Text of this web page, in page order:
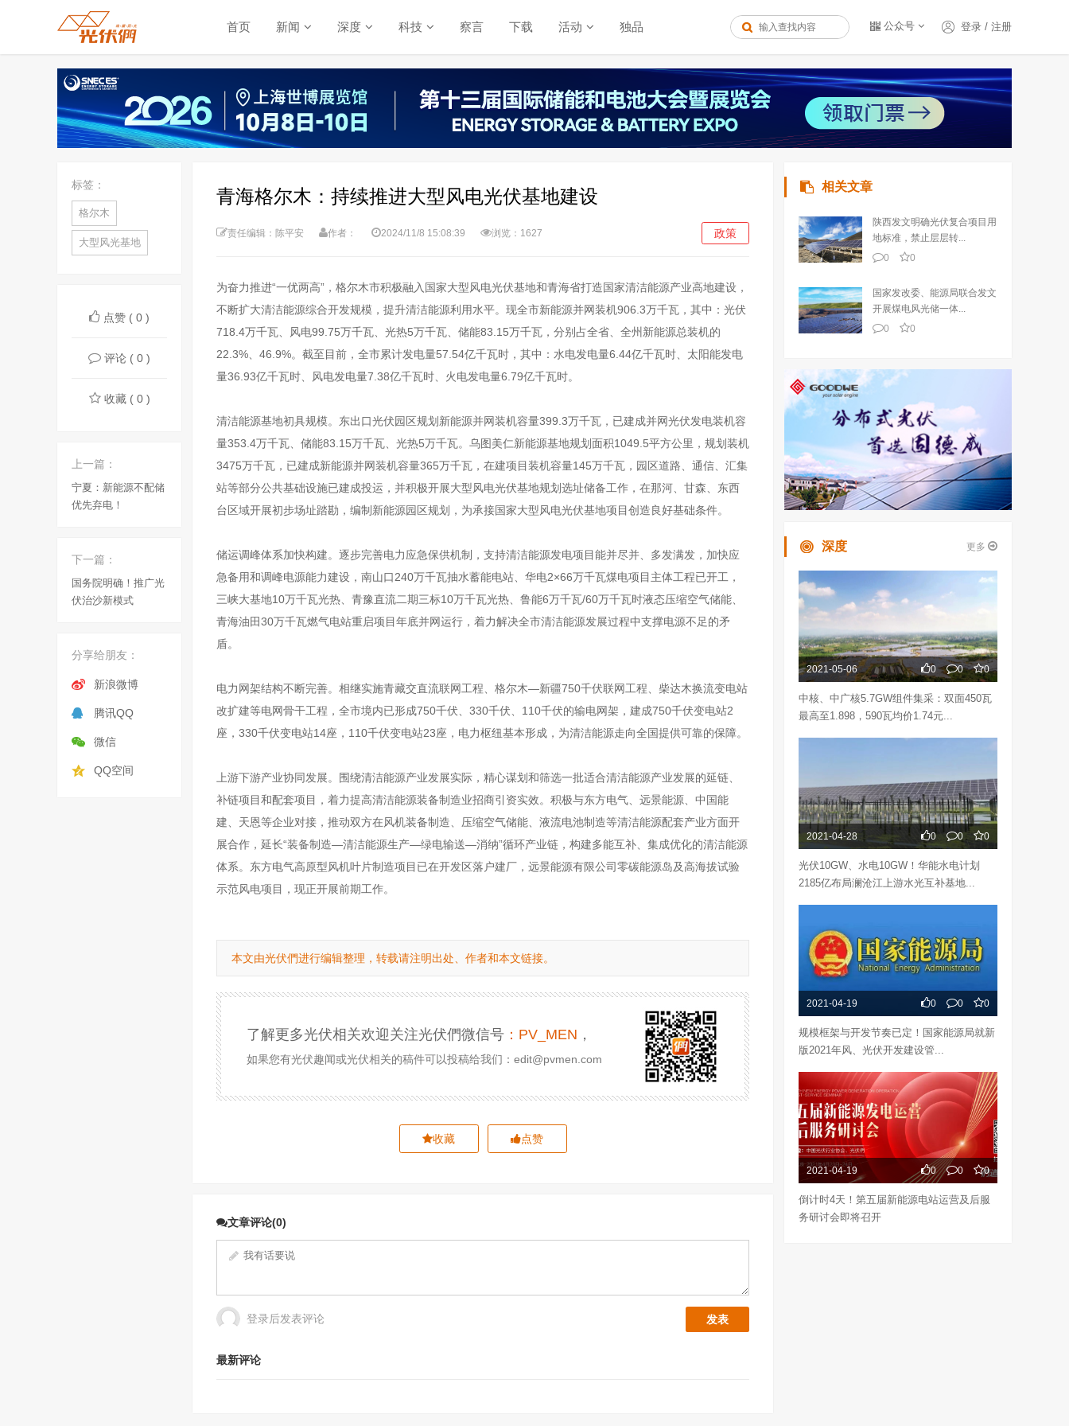
首页 新闻 深度 科技 察言 下载 活动 独品 登录 / 注册
公众号
标签：
格尔木
大型风光基地
点赞 ( 0 )
评论 ( 0 )
收藏 ( 0 )
上一篇：
宁夏：新能源不配储
优先弃电！
下一篇：
国务院明确！推广光
伏治沙新模式
分享给朋友：
新浪微博
腾讯QQ
微信
QQ空间
青海格尔木：持续推进大型风电光伏基地建设
责任编辑：陈平安 作者： 2024/11/8 15:08:39 浏览：1627 政策
为奋力推进“一优两高”，格尔木市积极融入国家大型风电光伏基地和青海省打造国家清洁能源产业高地建设，
不断扩大清洁能源综合开发规模，提升清洁能源利用水平。现全市新能源并网装机906.3万千瓦，其中：光伏
718.4万千瓦、风电99.75万千瓦、光热5万千瓦、储能83.15万千瓦，分别占全省、全州新能源总装机的
22.3%、46.9%。截至目前，全市累计发电量57.54亿千瓦时，其中：水电发电量6.44亿千瓦时、太阳能发电
量36.93亿千瓦时、风电发电量7.38亿千瓦时、火电发电量6.79亿千瓦时。
清洁能源基地初具规模。东出口光伏园区规划新能源并网装机容量399.3万千瓦，已建成并网光伏发电装机容
量353.4万千瓦、储能83.15万千瓦、光热5万千瓦。乌图美仁新能源基地规划面积1049.5平方公里，规划装机
3475万千瓦，已建成新能源并网装机容量365万千瓦，在建项目装机容量145万千瓦，园区道路、通信、汇集
站等部分公共基础设施已建成投运，并积极开展大型风电光伏基地规划选址储备工作，在那河、甘森、东西
台区域开展初步场址踏勘，编制新能源园区规划，为承接国家大型风电光伏基地项目创造良好基础条件。
储运调峰体系加快构建。逐步完善电力应急保供机制，支持清洁能源发电项目能并尽并、多发满发，加快应
急备用和调峰电源能力建设，南山口240万千瓦抽水蓄能电站、华电2×66万千瓦煤电项目主体工程已开工，
三峡大基地10万千瓦光热、青豫直流二期三标10万千瓦光热、鲁能6万千瓦/60万千瓦时液态压缩空气储能、
青海油田30万千瓦燃气电站重启项目年底并网运行，着力解决全市清洁能源发展过程中支撑电源不足的矛
盾。
电力网架结构不断完善。相继实施青藏交直流联网工程、格尔木—新疆750千伏联网工程、柴达木换流变电站
改扩建等电网骨干工程，全市境内已形成750千伏、330千伏、110千伏的输电网架，建成750千伏变电站2
座，330千伏变电站14座，110千伏变电站23座，电力枢纽基本形成，为清洁能源走向全国提供可靠的保障。
上游下游产业协同发展。围绕清洁能源产业发展实际，精心谋划和筛选一批适合清洁能源产业发展的延链、
补链项目和配套项目，着力提高清洁能源装备制造业招商引资实效。积极与东方电气、远景能源、中国能
建、天恩等企业对接，推动双方在风机装备制造、压缩空气储能、液流电池制造等清洁能源配套产业方面开
展合作，延长“装备制造—清洁能源生产—绿电输送—消纳”循环产业链，构建多能互补、集成优化的清洁能源
体系。东方电气高原型风机叶片制造项目已在开发区落户建厂，远景能源有限公司零碳能源岛及高海拔试验
示范风电项目，现正开展前期工作。
本文由光伏們进行编辑整理，转载请注明出处、作者和本文链接。
了解更多光伏相关欢迎关注光伏們微信号 ：PV_MEN ，
如果您有光伏趣闻或光伏相关的稿件可以投稿给我们：edit@pvmen.com
收藏 点赞
文章评论(0)
登录后发表评论
最新评论
相关文章
陕西发文明确光伏复合项目用
地标准，禁止层层转...
0
0
国家发改委、能源局联合发文
开展煤电风光储一体...
0
0
深度 更多
2021-05-06 0 0 0
中核、中广核5.7GW组件集采：双面450瓦
最高至1.898，590瓦均价1.74元...
2021-04-28 0 0 0
光伏10GW、水电10GW！华能水电计划
2185亿布局澜沧江上游水光互补基地...
2021-04-19 0 0 0
规模框架与开发节奏已定！国家能源局就新
版2021年风、光伏开发建设管...
2021-04-19 0 0 0
倒计时4天！第五届新能源电站运营及后服
务研讨会即将召开